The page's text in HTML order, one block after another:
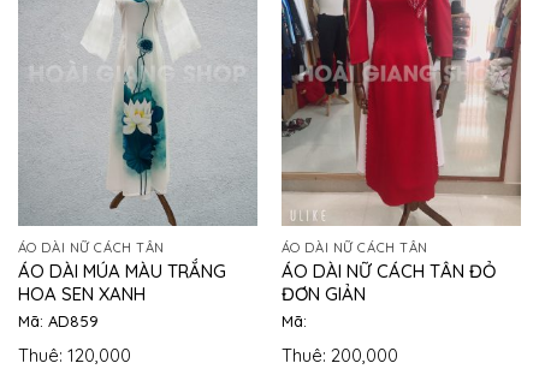
ÁO DÀI NỮ CÁCH TÂN
ÁO DÀI MÚA MÀU TRẮNG
HOA SEN XANH
Mã: AD859
Thuê: 120,000
ÁO DÀI NỮ CÁCH TÂN
ÁO DÀI NỮ CÁCH TÂN ĐỎ
ĐƠN GIẢN
Mã:
Thuê: 200,000